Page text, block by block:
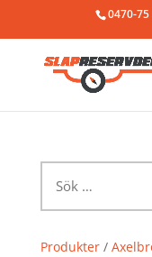
0470-75
efter:
Produkter/